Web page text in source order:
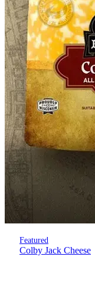
Featured
Colby Jack Cheese